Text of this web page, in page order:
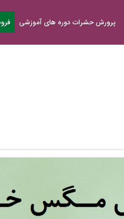
پرورش حشرات دوره های آموزشی